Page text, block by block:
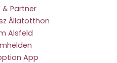
& Partner
Állatotthon
Alsfeld
App